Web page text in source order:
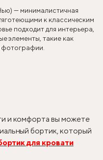
— минималистичная
к классическим
подходит для интерьера,
элементы, такие как
фотографии.
и комфорта вы можете
бортик, который
для кровати